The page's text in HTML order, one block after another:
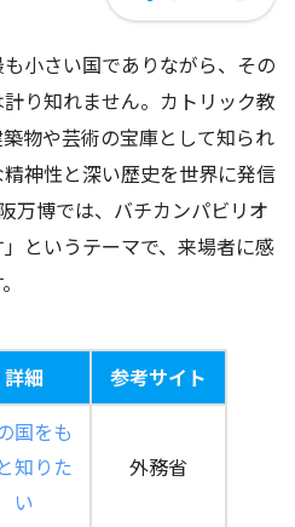
小さい国でありながら、その
り知れません。カトリック教
物や芸術の宝庫として知られ
神性と深い歴史を世界に発信
万博では、バチカンパビリオ
というテーマで、来場者に感
詳細 参考サイト
国をも
知りた
い
外務省